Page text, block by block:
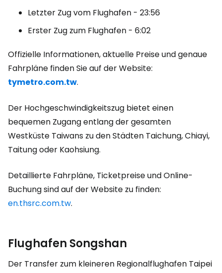
Letzter Zug vom Flughafen - 23:56
Erster Zug zum Flughafen - 6:02
Offizielle Informationen, aktuelle Preise und genaue
Fahrpläne finden Sie auf der Website:
tymetro.com.tw.
Der Hochgeschwindigkeitszug bietet einen
bequemen Zugang entlang der gesamten
Westküste Taiwans zu den Städten Taichung, Chiayi,
Taitung oder Kaohsiung.
Detaillierte Fahrpläne, Ticketpreise und Online-
Buchung sind auf der Website zu finden:
en.thsrc.com.tw.
Flughafen Songshan
Der Transfer zum kleineren Regionalflughafen Taipei